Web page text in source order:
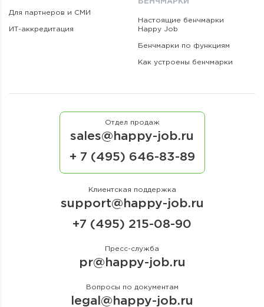
Для партнеров и СМИ
ИТ-аккредитация
БЕНЧМАРКИ
Настоящие бенчмарки
Happy Job
Бенчмарки по функциям
Как устроены бенчмарки
Отдел продаж
sales@happy-job.ru
+ 7 (495) 646-83-89
Клиентская поддержка
support@happy-job.ru
+7 (495) 215-08-90
Пресс-служба
pr@happy-job.ru
Вопросы по документам
legal@happy-job.ru